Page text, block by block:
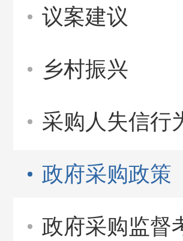
议案建议
乡村振兴
采购人失信行
政府采购政策
政府采购监督